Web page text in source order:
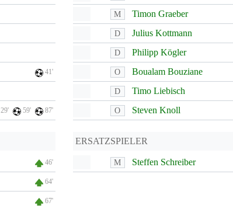
41'
29' 59' 87'
46'
64'
67'
M Timon Graeber
D Julius Kottmann
D Philipp Kögler
O Boualam Bouziane
D Timo Liebisch
O Steven Knoll
ERSATZSPIELER
M Steffen Schreiber